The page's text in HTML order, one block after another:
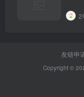
2
友链申
Copyright ©